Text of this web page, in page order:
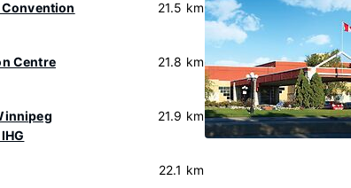
21.5 km
Centre
21.8 km
21.9 km
22.1 km